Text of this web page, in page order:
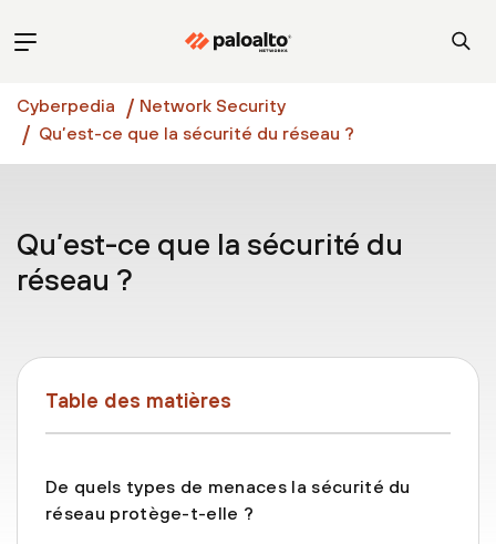
Cyberpedia
Network Security
Qu’est-ce que la sécurité du réseau ?
Qu’est-ce que la sécurité du
réseau ?
Table des matières
De quels types de menaces la sécurité du
réseau protège-t-elle ?